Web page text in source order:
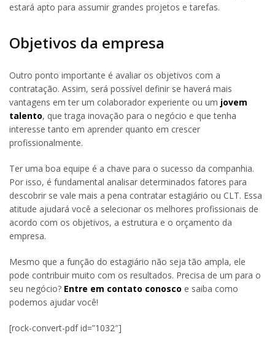
estará apto para assumir grandes projetos e tarefas.
Objetivos da empresa
Outro ponto importante é avaliar os objetivos com a
contratação. Assim, será possível definir se haverá mais
vantagens em ter um colaborador experiente ou um jovem
talento, que traga inovação para o negócio e que tenha
interesse tanto em aprender quanto em crescer
profissionalmente.
Ter uma boa equipe é a chave para o sucesso da companhia.
Por isso, é fundamental analisar determinados fatores para
descobrir se vale mais a pena contratar estagiário ou CLT. Essa
atitude ajudará você a selecionar os melhores profissionais de
acordo com os objetivos, a estrutura e o orçamento da
empresa.
Mesmo que a função do estagiário não seja tão ampla, ele
pode contribuir muito com os resultados. Precisa de um para o
seu negócio? Entre em contato conosco e saiba como
podemos ajudar você!
[rock-convert-pdf id=”1032″]